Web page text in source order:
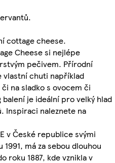
cottage cheese.
Cheese si nejlépe
pečivem. Přírodní
chuti například
na sladko s ovocem či
je ideální pro velký hlad
Inspiraci naleznete na
v České republice svými
má za sebou dlouhou
roku 1887, kde vznikla v